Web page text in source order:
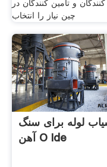
کنندگان و تامین کنندگان در
چین نیاز را انتخاب
لوله برای سنگ
آهن O Ide